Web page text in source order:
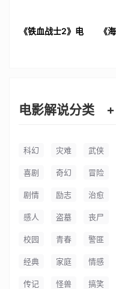
《铁血战士2》电
《
电影解说分类 +
科幻 灾难 武侠
喜剧 奇幻 冒险
剧情 励志 治愈
感人 盗墓 丧尸
校园 青春 警匪
经典 家庭 情感
传记 怪兽 搞笑